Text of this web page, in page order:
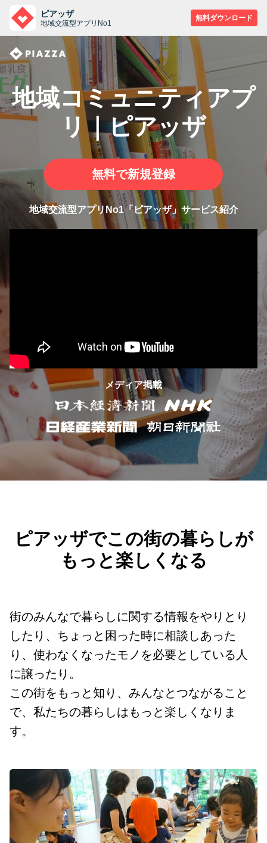
ピアッザ
地域交流型アプリNo1
無料ダウンロード
地域コミュニティアプ
リ｜ピアッザ
無料で新規登録
地域交流型アプリNo1「ピアッザ」サービス紹介
メディア掲載
ピアッザでこの街の暮らしが
もっと楽しくなる
街のみんなで暮らしに関する情報をやりとり
したり、ちょっと困った時に相談しあった
り、使わなくなったモノを必要としている人
に譲ったり。
この街をもっと知り、みんなとつながること
で、私たちの暮らしはもっと楽しくなりま
す。